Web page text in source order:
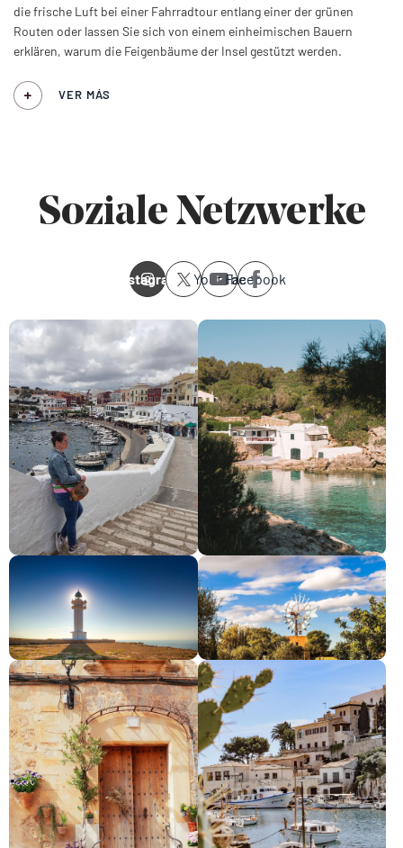
die frische Luft bei einer Fahrradtour entlang einer der grünen
Routen oder lassen Sie sich von einem einheimischen Bauern
erklären, warum die Feigenbäume der Insel gestützt werden.
VER MÁS
Soziale Netzwerke
Instagram YoutubeFacebook